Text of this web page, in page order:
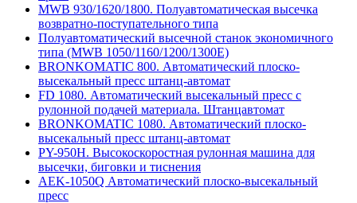
MWB 930/1620/1800. Полуавтоматическая высечка
возвратно-поступательного типа
Полуавтоматический высечной станок экономичного
типа (MWB 1050/1160/1200/1300E)
BRONKOMATIC 800. Автоматический плоско-
высекальный пресс штанц-автомат
FD 1080. Автоматический высекальный пресс с
рулонной подачей материала. Штанцавтомат
BRONKOMATIC 1080. Автоматический плоско-
высекальный пресс штанц-автомат
PY-950H. Высокоскоростная рулонная машина для
высечки, биговки и тиснения
AEK-1050Q Автоматический плоско-высекальный
пресс